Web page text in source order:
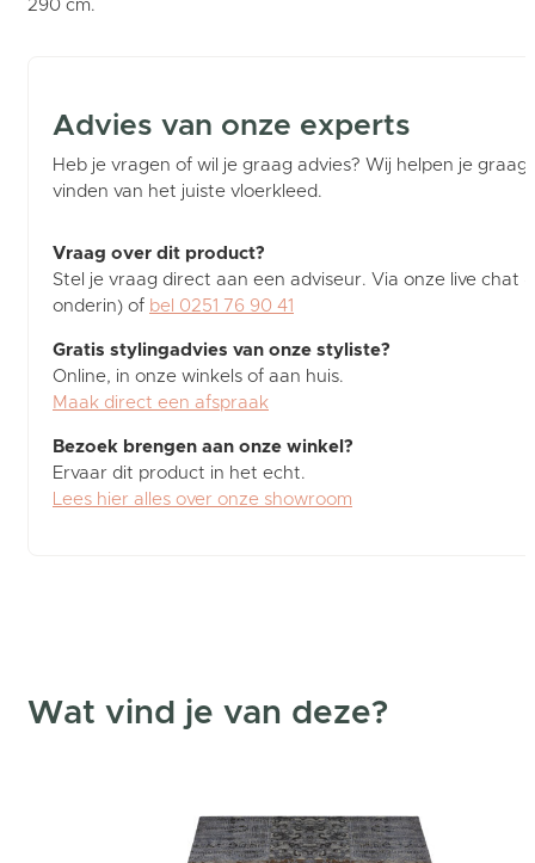
290 cm.
Advies van onze experts
Heb je vragen of wil je graag advies? Wij helpen je graag
vinden van het juiste vloerkleed.
Vraag over dit product?
Stel je vraag direct aan een adviseur. Via onze live chat
onderin) of bel 0251 76 90 41
Gratis stylingadvies van onze styliste?
Online, in onze winkels of aan huis.
Maak direct een afspraak
Bezoek brengen aan onze winkel?
Ervaar dit product in het echt.
Lees hier alles over onze showroom
Wat vind je van deze?